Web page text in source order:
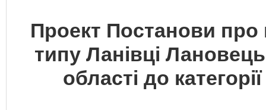
Проект Постанови про
типу Ланівці
області до